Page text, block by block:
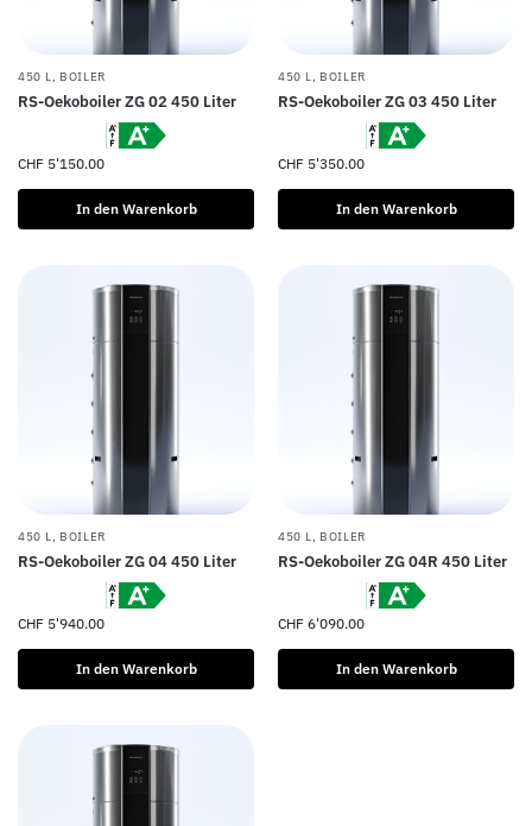
450 L, BOILER
RS-Oekoboiler ZG 02 450 Liter
CHF 5'150.00
In den Warenkorb
450 L, BOILER
RS-Oekoboiler ZG 03 450 Liter
CHF 5'350.00
In den Warenkorb
450 L, BOILER
RS-Oekoboiler ZG 04 450 Liter
CHF 5'940.00
In den Warenkorb
450 L, BOILER
RS-Oekoboiler ZG 04R 450 Liter
CHF 6'090.00
In den Warenkorb